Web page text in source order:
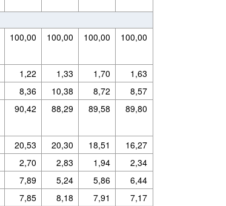
100,00 100,00 100,00 100,00
1,22 1,33 1,70
1,63
8,36 10,38 8,72
8,57
90,42 88,29 89,58 89,80
20,53 20,30 18,51
16,27
2,70 2,83 1,94
2,34
7,89 5,24 5,86
6,44
7,85 8,18 7,91
7,17